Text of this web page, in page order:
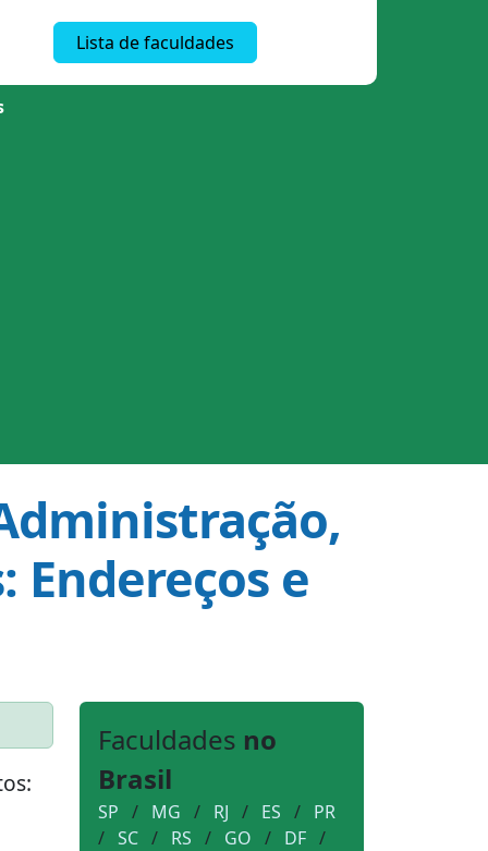
Lista de faculdades
Endereços e
Faculdades no
Brasil
SP / MG / RJ / ES / PR
/ SC / RS / GO / DF /